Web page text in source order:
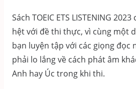
Sách TOEIC ETS LISTENING
hệt với đề thi thực, vì cùng một
bạn luyện tập với các giọng đọc
phải lo lắng về cách phát âm
Anh hay Úc trong khi thi.